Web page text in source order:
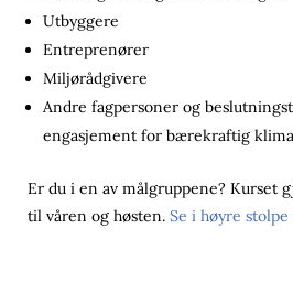
Utbyggere
Entreprenører
Miljørådgivere
Andre fagpersoner og
engasjement for bærekraftig
Er du i en av målgruppene? Kurset
til våren og høsten. Se i høyre stolpe